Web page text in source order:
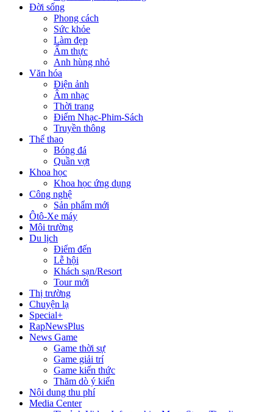
Đời sống
Phong cách
Sức khỏe
Làm đẹp
Ẩm thực
Anh hùng nhỏ
Văn hóa
Điện ảnh
Âm nhạc
Thời trang
Điểm Nhạc-Phim-Sách
Truyền thông
Thể thao
Bóng đá
Quần vợt
Khoa học
Khoa học ứng dụng
Công nghệ
Sản phẩm mới
Ôtô-Xe máy
Môi trường
Du lịch
Điểm đến
Lễ hội
Khách sạn/Resort
Tour mới
Thị trường
Chuyện lạ
Special+
RapNewsPlus
News Game
Game thời sự
Game giải trí
Game kiến thức
Thăm dò ý kiến
Nội dung thu phí
Media Center